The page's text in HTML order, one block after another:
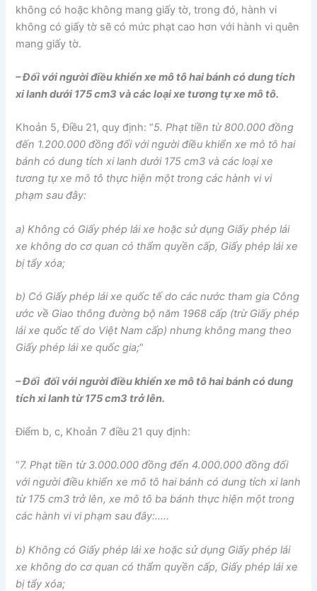
không có hoặc không mang giấy tờ, trong đó, hành vi
không có giấy tờ sẽ có mức phạt cao hơn với hành vi quên
mang giấy tờ.
– Đối với người điều khiển xe mô tô hai bánh có dung tích
xi lanh dưới 175 cm3 và các loại xe tương tự xe mô tô.
Khoản 5, Điều 21, quy định: “5. Phạt tiền từ 800.000 đồng
đến 1.200.000 đồng đối với người điều khiển xe mô tô hai
bánh có dung tích xi lanh dưới 175 cm3 và các loại xe
tương tự xe mô tô thực hiện một trong các hành vi vi
phạm sau đây:
a) Không có Giấy phép lái xe hoặc sử dụng Giấy phép lái
xe không do cơ quan có thẩm quyền cấp, Giấy phép lái xe
bị tẩy xóa;
b) Có Giấy phép lái xe quốc tế do các nước tham gia Công
ước về Giao thông đường bộ năm 1968 cấp (trừ Giấy phép
lái xe quốc tế do Việt Nam cấp) nhưng không mang theo
Giấy phép lái xe quốc gia;“
– Đối đối với người điều khiển xe mô tô hai bánh có dung
tích xi lanh từ 175 cm3 trở lên.
Điểm b, c, Khoản 7 điều 21 quy định:
“7. Phạt tiền từ 3.000.000 đồng đến 4.000.000 đồng đối
với người điều khiển xe mô tô hai bánh có dung tích xi lanh
từ 175 cm3 trở lên, xe mô tô ba bánh thực hiện một trong
các hành vi vi phạm sau đây:…..
b) Không có Giấy phép lái xe hoặc sử dụng Giấy phép lái
xe không do cơ quan có thẩm quyền cấp, Giấy phép lái xe
bị tẩy xóa;